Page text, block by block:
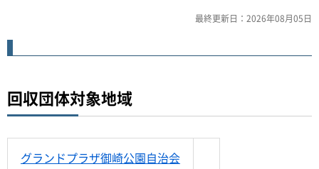
最終更新日：2026年08月05日
回収団体対象地域
グランドプラザ御崎公園自治会